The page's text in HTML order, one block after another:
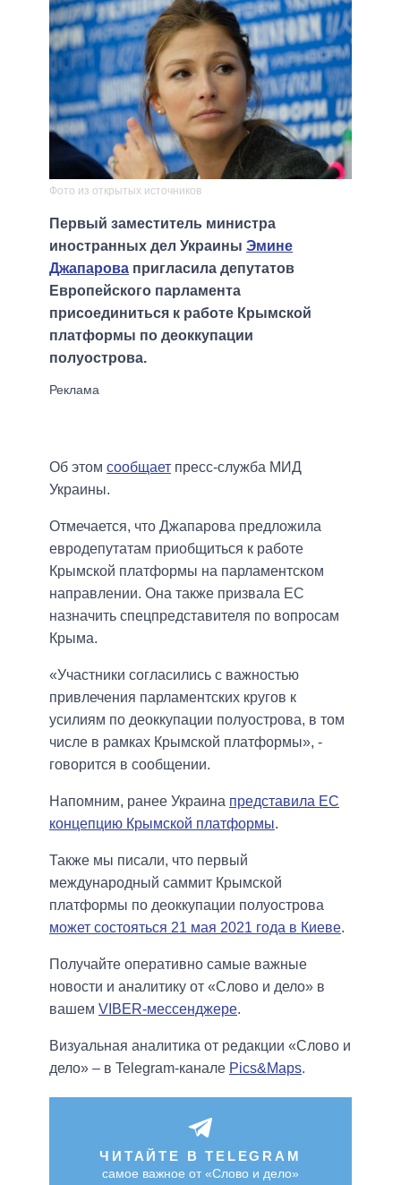
Фото из открытых источников
Первый заместитель министра
иностранных дел Украины Эмине
Джапарова пригласила депутатов
Европейского парламента
присоединиться к работе Крымской
платформы по деоккупации
полуострова.
Об этом сообщает пресс-служба МИД
Украины.
Отмечается, что Джапарова предложила
евродепутатам приобщиться к работе
Крымской платформы на парламентском
направлении. Она также призвала ЕС
назначить спецпредставителя по вопросам
Крыма.
«Участники согласились с важностью
привлечения парламентских кругов к
усилиям по деоккупации полуострова, в том
числе в рамках Крымской платформы», -
говорится в сообщении.
Напомним, ранее Украина представила ЕС
концепцию Крымской платформы.
Также мы писали, что первый
международный саммит Крымской
платформы по деоккупации полуострова
может состояться 21 мая 2021 года в Киеве.
Получайте оперативно самые важные
новости и аналитику от «Слово и дело» в
вашем VIBER-мессенджере.
Визуальная аналитика от редакции «Слово и
дело» – в Telegram-канале Pics&Maps.
ЧИТАЙТЕ В TELEGRAM
самое важное от «Слово и дело»